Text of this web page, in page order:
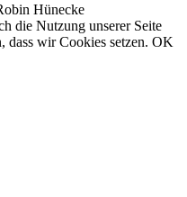
Hünecke
die Nutzung unserer Seite
dass wir Cookies setzen. OK